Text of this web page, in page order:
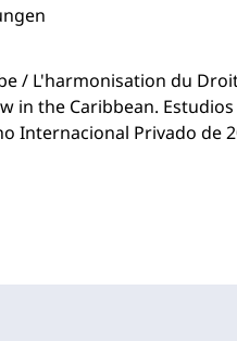
/ L'harmonisation du
in the Caribbean.
Internacional Privado de